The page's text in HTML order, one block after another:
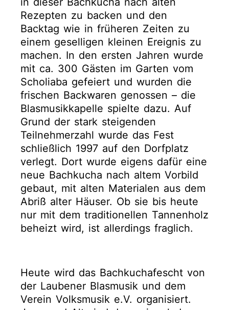
Rezepten zu backen und den
Backtag wie in früheren Zeiten zu
einem geselligen kleinen Ereignis zu
machen. In den ersten Jahren wurde
mit ca. 300 Gästen im Garten vom
Scholiaba gefeiert und wurden die
frischen Backwaren genossen – die
Blasmusikkapelle spielte dazu. Auf
Grund der stark steigenden
Teilnehmerzahl wurde das Fest
schließlich 1997 auf den Dorfplatz
verlegt. Dort wurde eigens dafür eine
neue Bachkucha nach altem Vorbild
gebaut, mit alten Materialen aus dem
Abriß alter Häuser. Ob sie bis heute
nur mit dem traditionellen Tannenholz
beheizt wird, ist allerdings fraglich.
Heute wird das Bachkuchafescht von
der Laubener Blasmusik und dem
Verein Volksmusik e.V. organisiert.